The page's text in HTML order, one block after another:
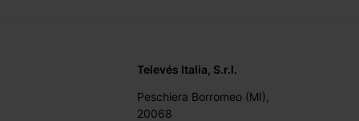
Televés Italia, S.r.l.
Peschiera Borromeo (MI),
20068